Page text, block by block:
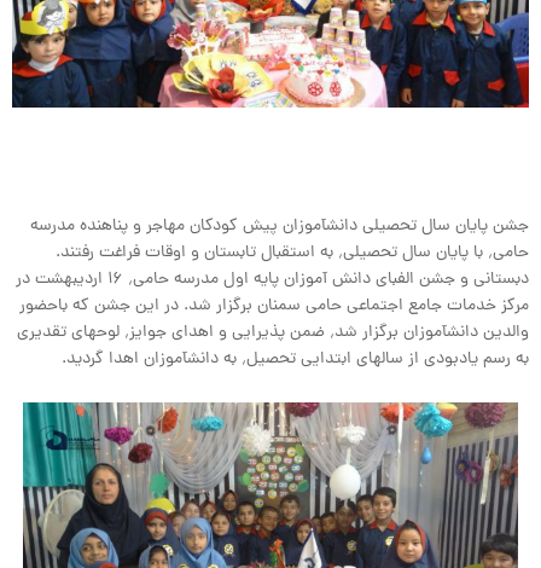
جشن پایان سال تحصیلی دانش‎آموزان پیش‎ کودکان مهاجر و پناهنده مدرسه
حامی٬ با پایان سال تحصیلی٬ به استقبال تابستان و اوقات فراغت رفتند.
دبستانی و جشن الفبای دانش آموزان پایه اول مدرسه حامی٬ ۱۶ اردیبهشت در
مرکز خدمات جامع اجتماعی حامی سمنان برگزار شد. در این جشن که باحضور
والدین دانش‎آموزان برگزار شد٬ ضمن پذیرایی و اهدای جوایز٬ لوح‎های تقدیری
به رسم یادبودی از سالهای ابتدایی تحصیل٬ به دانش‎آموزان اهدا گردید.